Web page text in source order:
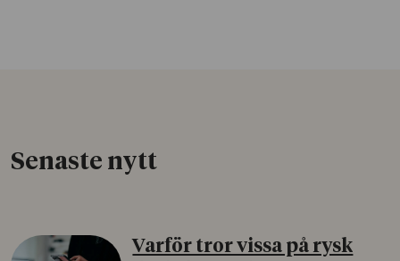
Senaste nytt
Varför tror vissa på rysk